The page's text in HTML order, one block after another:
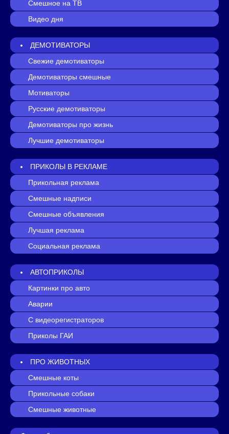
Смешное на ТВ
Видео дня
ДЕМОТИВАТОРЫ
Свежие демотиваторы
Демотиваторы смешные
Мотиваторы
Русские демотиваторы
Демотиваторы про жизнь
Лучшие демотиваторы
ПРИКОЛЫ В РЕКЛАМЕ
Прикольная реклама
Смешные надписи
Смешные объявления
Лучшая реклама
Социальная реклама
АВТОПРИКОЛЫ
Картинки про авто
Аварии
С видеорегистраторов
Приколы ГАИ
ПРО ЖИВОТНЫХ
Смешные коты
Прикольные собаки
Смешные животные